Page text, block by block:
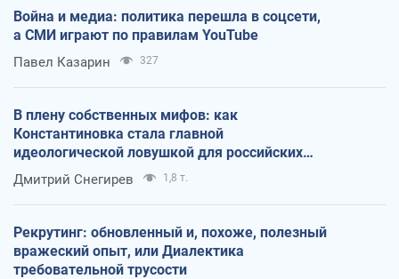
Война и медиа: политика перешла в соцсети,
а СМИ играют по правилам YouTube
Павел Казарин 327
В плену собственных мифов: как
Константиновка стала главной
идеологической ловушкой для российских
оккупантов
Дмитрий Снегирев 1,8 т.
Рекрутинг: обновленный и, похоже, полезный
вражеский опыт, или Диалектика
требовательной трусости